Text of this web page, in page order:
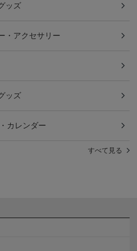
ッズ
・アクセサリー
ッズ
カレンダー
すべて見る